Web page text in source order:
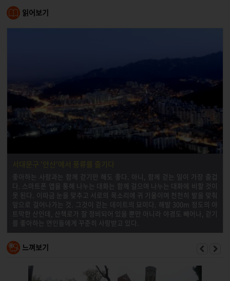
읽어보기
서대문구 '안산'에서 풍류를 즐기다
좋아하는 사람과는 함께 걷기만 해도 좋다. 아니, 함께 걷는 일이 가장 즐겁
다. 스마트폰 앱을 통해 나누는 대화는 함께 걸으며 나누는 대화에 비할 것이
못 된다. 이따금 눈을 맞추고 서로의 목소리에 귀 기울이며 천천히 발을 맞춰
앞으로 걸어나가는 것. 그것이 걷는 데이트의 묘미다. 해발 300m 정도의 야
트막한 산인데, 산책로가 잘 정비되어 있을 뿐만 아니라 야경도 빼어나, 걷기
를 좋아하는 연인들에게 꾸준히 사랑받고 있다.
느껴보기